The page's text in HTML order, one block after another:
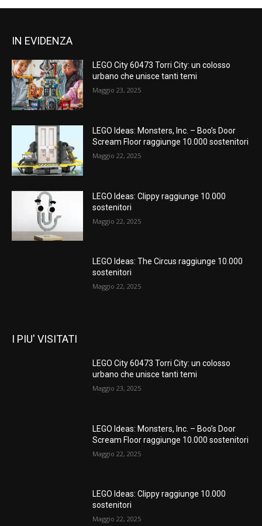
IN EVIDENZA
LEGO City 60473 Torri City: un colosso
urbano che unisce tanti temi
Maggio 23, 2025
LEGO Ideas: Monsters, Inc. – Boo’s Door
Scream Floor raggiunge 10.000 sostenitori
Maggio 22, 2025
LEGO Ideas: Clippy raggiunge 10.000
sostenitori
Maggio 22, 2025
LEGO Ideas: The Circus raggiunge 10.000
sostenitori
Maggio 22, 2025
I PIU' VISITATI
LEGO City 60473 Torri City: un colosso
urbano che unisce tanti temi
Maggio 23, 2025
LEGO Ideas: Monsters, Inc. – Boo’s Door
Scream Floor raggiunge 10.000 sostenitori
Maggio 22, 2025
LEGO Ideas: Clippy raggiunge 10.000
sostenitori
Maggio 22, 2025